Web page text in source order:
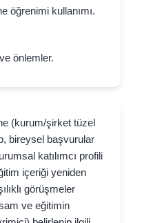
öğrenimi kullanımı.
önlemler.
(kurum/şirket tüzel
bireysel başvurular
katılımcı profili
içeriği yeniden
görüşmeler
ve eğitimin